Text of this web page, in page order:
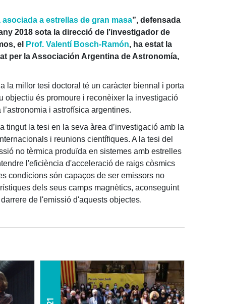
a estrellas de gran masa”, defensada
2018 sota la direcció de l’investigador de
el
Prof. Valentí Bosch-Ramón, ha estat la
per la Associación Argentina de Astronomía,
la millor tesi doctoral té un caràcter biennal i porta
objectiu és promoure i reconèixer la investigació
i astrofísica argentines.
tingut la tesi en la seva àrea d’investigació amb la
i reunions científiques. A la tesi del
no tèrmica produïda en sistemes amb estrelles
l'eficiència d'acceleració de raigs còsmics
condicions són capaços de ser emissors no
dels seus camps magnètics, aconseguint
de l'emissió d'aquests objectes.